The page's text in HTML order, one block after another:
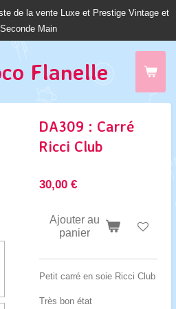
Flanelle
de la vente Luxe et Prestige Vintage et
Main
DA309 : Carré
Ricci Club
30,00 €
Ajouter au
panier
Petit carré en soie Ricci Club
Très bon état